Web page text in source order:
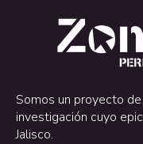
Somos un proyecto
investigación cuyo
Jalisco.